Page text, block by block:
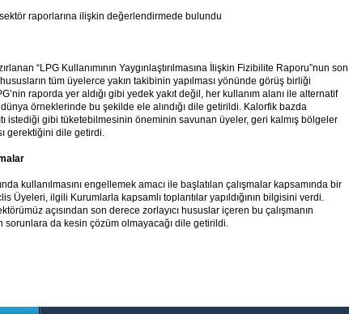
raporlarına ilişkin değerlendirmede bulundu
“LPG Kullanımının Yaygınlaştırılmasına İlişkin Fizibilite Raporu”nun son
tüm üyelerce yakın takibinin yapılması yönünde görüş birliği
raporda yer aldığı gibi yedek yakıt değil, her kullanım alanı ile alternatif
örneklerinde bu şekilde ele alındığı dile getirildi. Kalorfik bazda
istediği gibi tüketebilmesinin öneminin savunan üyeler, geri kalmış bölgeler
gerektiğini dile getirdi.
kullanılmasını engellemek amacı ile başlatılan çalışmalar kapsamında bir
Üyeleri, ilgili Kurumlarla kapsamlı toplantılar yapıldığının bilgisini verdi.
açısından son derece zorlayıcı hususlar içeren bu çalışmanın
da kesin çözüm olmayacağı dile getirildi.